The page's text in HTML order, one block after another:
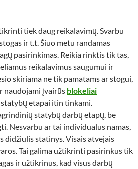
tiek daug reikalavimų. Svarbu
ir t.t. Šiuo metu randamas
pasirinkimas. Reikia rinktis tik tas,
reikalavimus saugumui ir
skiriama ne tik pamatams ar stogui,
naudojami įvairūs blokeliai
statybų etapai itin tinkami.
statybų darbų etapų, be
Nesvarbu ar tai individualus namas,
didžiulis statinys. Visais atvejais
Tai galima užtikrinti pasirinkus tik
ir užtikrinus, kad visus darbų